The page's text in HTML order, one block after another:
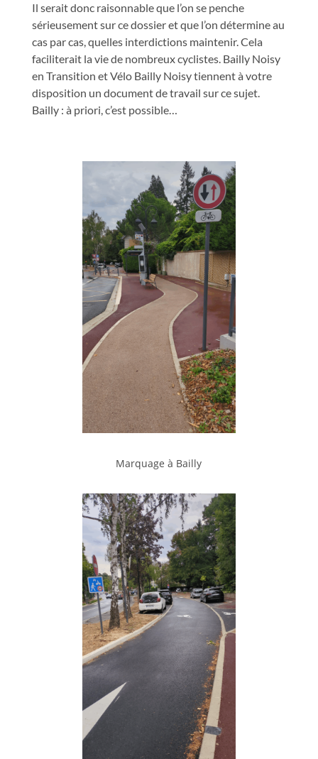
Il serait donc raisonnable que l’on se penche
sérieusement sur ce dossier et que l’on détermine au
cas par cas, quelles interdictions maintenir. Cela
faciliterait la vie de nombreux cyclistes. Bailly Noisy
en Transition et Vélo Bailly Noisy tiennent à votre
disposition un document de travail sur ce sujet.
Bailly : à priori, c’est possible…
Marquage à Bailly